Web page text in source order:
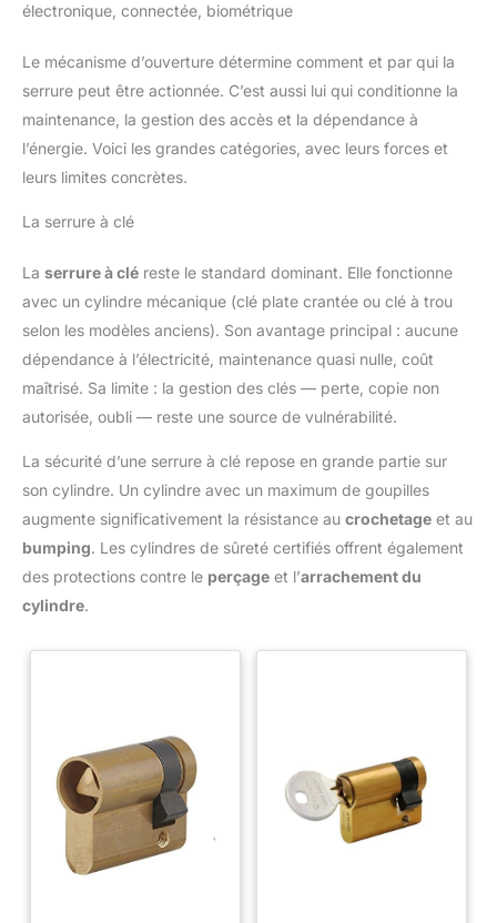
électronique, connectée, biométrique
Le mécanisme d’ouverture détermine comment et par qui la
serrure peut être actionnée. C’est aussi lui qui conditionne la
maintenance, la gestion des accès et la dépendance à
l’énergie. Voici les grandes catégories, avec leurs forces et
leurs limites concrètes.
La serrure à clé
La serrure à clé reste le standard dominant. Elle fonctionne
avec un cylindre mécanique (clé plate crantée ou clé à trou
selon les modèles anciens). Son avantage principal : aucune
dépendance à l’électricité, maintenance quasi nulle, coût
maîtrisé. Sa limite : la gestion des clés — perte, copie non
autorisée, oubli — reste une source de vulnérabilité.
La sécurité d’une serrure à clé repose en grande partie sur
son cylindre. Un cylindre avec un maximum de goupilles
augmente significativement la résistance au crochetage et au
bumping. Les cylindres de sûreté certifiés offrent également
des protections contre le perçage et l’arrachement du
cylindre.